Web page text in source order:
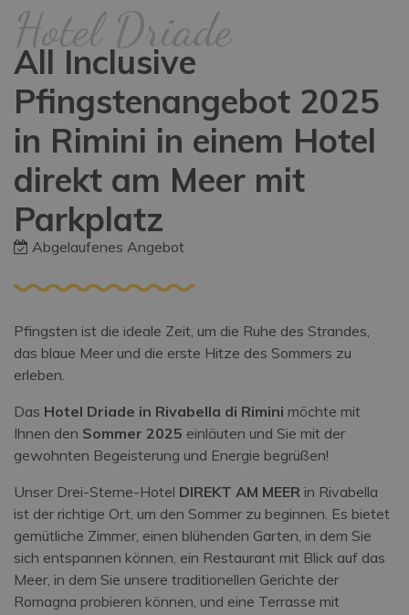
Hotel Driade
All Inclusive
Pfingstenangebot 2025
in Rimini in einem Hotel
direkt am Meer mit
Parkplatz
Abgelaufenes Angebot
Pfingsten ist die ideale Zeit, um die Ruhe des Strandes,
das blaue Meer und die erste Hitze des Sommers zu
erleben.
Das Hotel Driade in Rivabella di Rimini möchte mit
Ihnen den Sommer 2025 einläuten und Sie mit der
gewohnten Begeisterung und Energie begrüßen!
Unser Drei-Sterne-Hotel DIREKT AM MEER in Rivabella
ist der richtige Ort, um den Sommer zu beginnen. Es bietet
gemütliche Zimmer, einen blühenden Garten, in dem Sie
sich entspannen können, ein Restaurant mit Blick auf das
Meer, in dem Sie unsere traditionellen Gerichte der
Romagna probieren können, und eine Terrasse mit